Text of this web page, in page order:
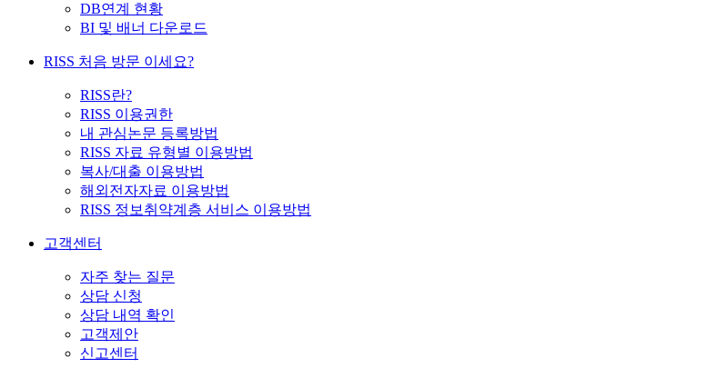
DB연계 현황
BI 및 배너 다운로드
RISS 처음 방문 이세요?
RISS란?
RISS 이용권한
내 관심논문 등록방법
RISS 자료 유형별 이용방법
복사/대출 이용방법
해외전자자료 이용방법
RISS 정보취약계층 서비스 이용방법
고객센터
자주 찾는 질문
상담 신청
상담 내역 확인
고객제안
신고센터